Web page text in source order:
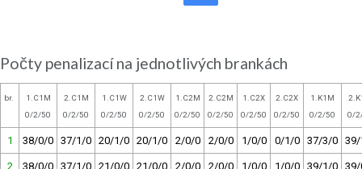
Počty penalizací na jednotlivých brankách
br.
1.C1M
0/2/50
2.C1M
0/2/50
1.C1W
0/2/50
2.C1W
0/2/50
1.C2M
0/2/50
2.C2M
0/2/50
1.C2X
0/2/50
2.C2X
0/2/50
1.K1M
0/2/50
0/
1 38/0/0 37/1/0 20/1/0 20/1/0 2/0/0 2/0/0 1/0/0 0/1/0 37/3/0
2 38/0/0 37/1/0 21/0/0 21/0/0 2/0/0 2/0/0 1/0/0 1/0/0 39/1/0